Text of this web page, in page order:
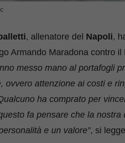
, allenatore del Napoli,
Armando Maradona contro il
messo mano al portafogli
ovvero attenzione ai costi e
ha comprato per
fa pensare che la
e un valore”, si